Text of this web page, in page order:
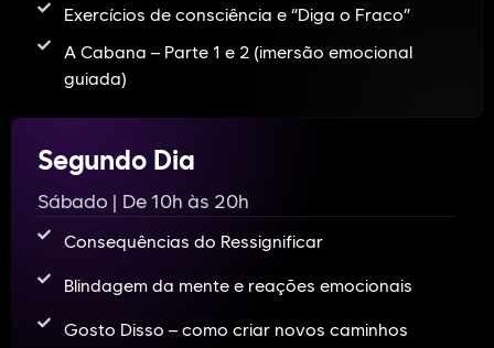
Exercícios de consciência e “Diga o Fraco”
A Cabana – Parte 1 e 2 (imersão emocional
guiada)
Segundo Dia
Sábado | De 10h às 20h
Consequências do Ressignificar
Blindagem da mente e reações emocionais
Gosto Disso – como criar novos caminhos